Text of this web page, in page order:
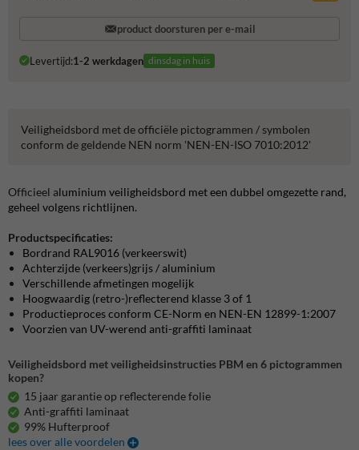
product doorsturen per e-mail
Levertijd:1-2 werkdagen dinsdag in huis
Veiligheidsbord met de officiële pictogrammen / symbolen
conform de geldende NEN norm 'NEN-EN-ISO 7010:2012'
Officieel aluminium veiligheidsbord met een dubbel omgezette rand,
geheel volgens richtlijnen.
Productspecificaties:
Bordrand RAL9016 (verkeerswit)
Achterzijde (verkeers)grijs / aluminium
Verschillende afmetingen mogelijk
Hoogwaardig (retro-)reflecterend klasse 3 of 1
Productieproces conform CE-Norm en NEN-EN 12899-1:2007
Voorzien van UV-werend anti-graffiti laminaat
Veiligheidsbord met veiligheidsinstructies PBM en 6 pictogrammen
kopen?
15 jaar garantie op reflecterende folie
Anti-graffiti laminaat
99% Hufterproof
lees over alle voordelen